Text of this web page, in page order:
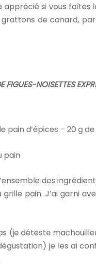
apprécié si vous
de canard,
FIGUES-NOISETTES
pain d’épices – 20 g
pain
des
pain. J’ai garni
(je déteste
je les ai